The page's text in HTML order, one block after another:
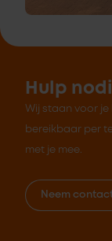
Hulp
Wij staan voor je
bereikbaar per
met je mee.
Neem